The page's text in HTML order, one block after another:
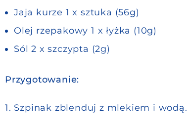
Jaja kurze 1 x sztuka (56g)
Olej rzepakowy 1 x łyżka (10g)
Sól 2 x szczypta (2g)
Przygotowanie:
1. Szpinak zblenduj z mlekiem i wodą.